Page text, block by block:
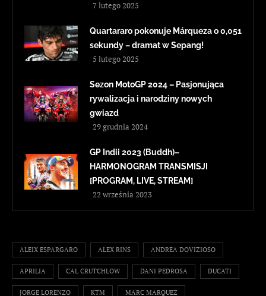
7 lutego 2025
Quartararo pokonuje Márqueza o 0,051
sekundy – dramat w Sepang!
5 lutego 2025
Sezon MotoGP 2024 – Pasjonująca
rywalizacja i narodziny nowych
gwiazd
29 grudnia 2024
GP Indii 2023 (Buddh)–
HARMONOGRAM TRANSMISJI
[PROGRAM, LIVE, STREAM]
22 września 2023
ALEIX ESPARGARO ALEX RINS ANDREA DOVIZIOSO
APRILIA CAL CRUTCHLOW DANI PEDROSA DUCATI
JORGE LORENZO KTM MARC MARQUEZ